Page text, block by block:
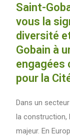
Saint-
vous la
diversité
Gobain à
engagées
pour la
Dans un
la construction,
majeur. En